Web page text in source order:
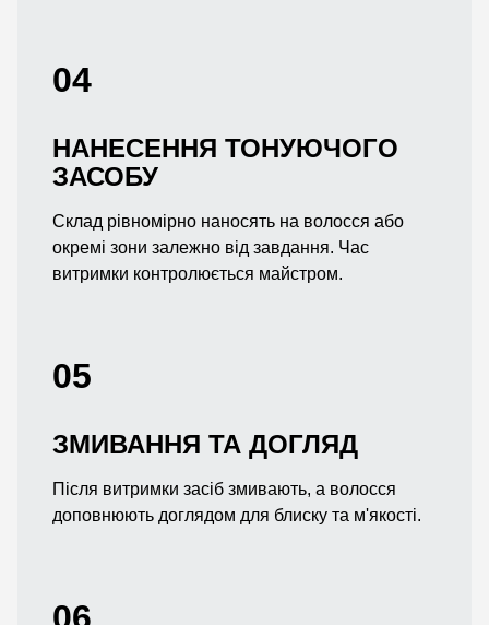
04
НАНЕСЕННЯ ТОНУЮЧОГО
ЗАСОБУ
Склад рівномірно наносять на волосся або
окремі зони залежно від завдання. Час
витримки контролюється майстром.
05
ЗМИВАННЯ ТА ДОГЛЯД
Після витримки засіб змивають, а волосся
доповнюють доглядом для блиску та м'якості.